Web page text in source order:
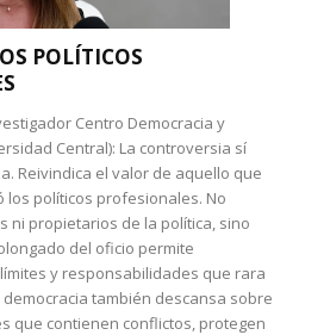
POLÍTICOS
Centro Democracia y
Central): La controversia sí
Reivindica el valor de aquello que
los políticos profesionales. No
ni propietarios de la política, sino
del oficio permite
y responsabilidades que rara
también descansa sobre
que contienen conflictos, protegen